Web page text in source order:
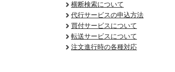
横断検索について
代行サービスの申込方法
買付サービスについて
転送サービスについて
注文進行時の各種対応